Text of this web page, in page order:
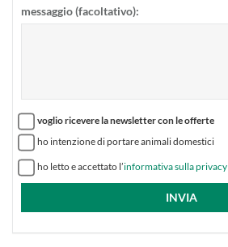
messaggio (facoltativo):
voglio ricevere la newsletter con le offerte
ho intenzione di portare animali domestici
ho letto e accettato l’informativa sulla privacy